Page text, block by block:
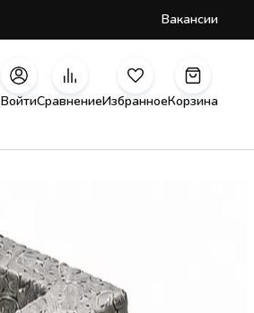
Вакансии
ВойтиСравнениеИзбранноеКорзина